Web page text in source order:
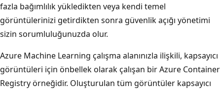
fazla bağımlılık yükledikten veya kendi temel
görüntülerinizi getirdikten sonra güvenlik açığı yönetimi
sizin sorumluluğunuzda olur.
Azure Machine Learning çalışma alanınızla ilişkili, kapsayıcı
görüntüleri için önbellek olarak çalışan bir Azure Container
Registry örneğidir. Oluşturulan tüm görüntüler kapsayıcı